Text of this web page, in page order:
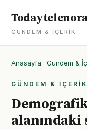
GÜNDEM & İÇERIK
Anasayfa · Gündem &
GÜNDEM & İÇERIK
alanındaki